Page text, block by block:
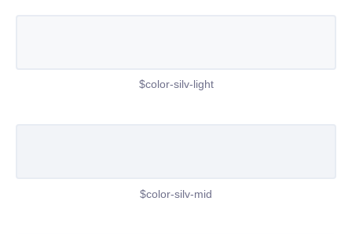
$color-silv-light
$color-silv-mid